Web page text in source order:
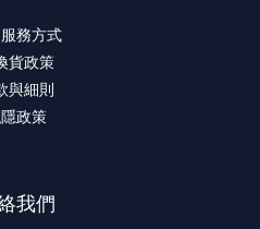
務方式
貨政策
與細則
政策
我們